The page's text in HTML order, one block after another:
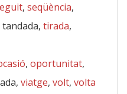
, seqüència,
tandada, tirada,
, oportunitat,
viatge, volt, volta